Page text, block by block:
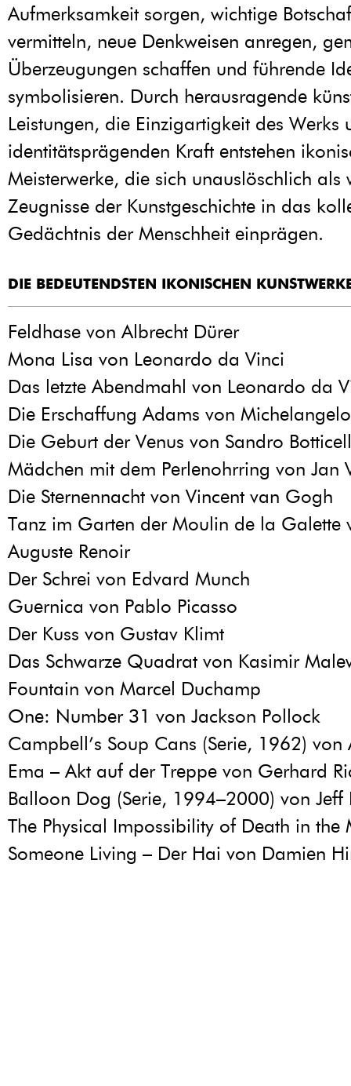
Aufmerksamkeit sorgen, wichtige
vermitteln, neue Denkweisen anregen,
Überzeugungen schaffen und führende
symbolisieren. Durch herausragende
Leistungen, die Einzigartigkeit des Werks
identitätsprägenden Kraft entstehen
Meisterwerke, die sich unauslöschlich als
Zeugnisse der Kunstgeschichte in das
Gedächtnis der Menschheit einprägen.
DIE BEDEUTENDSTEN IKONISCHEN
Feldhase von Albrecht Dürer
Mona Lisa von Leonardo da Vinci
Das letzte Abendmahl von Leonardo da
Die Erschaffung Adams von Michelangelo
Die Geburt der Venus von Sandro
Mädchen mit dem Perlenohrring von Jan
Die Sternennacht von Vincent van Gogh
Tanz im Garten der Moulin de la Galette
Auguste Renoir
Der Schrei von Edvard Munch
Guernica von Pablo Picasso
Der Kuss von Gustav Klimt
Das Schwarze Quadrat von Kasimir
Fountain von Marcel Duchamp
One: Number 31 von Jackson Pollock
Campbell’s Soup Cans (Serie, 1962)
Ema – Akt auf der Treppe von Gerhard
Balloon Dog (Serie, 1994–2000) von Jeff
The Physical Impossibility of Death in the
Someone Living – Der Hai von Damien